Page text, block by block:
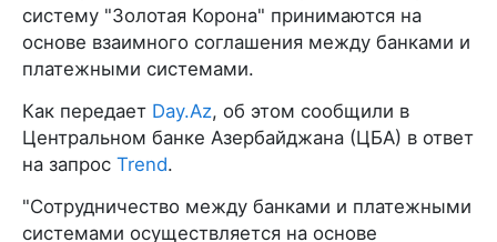
систему "Золотая Корона" принимаются на
основе взаимного соглашения между банками и
платежными системами.
Как передает Day.Az, об этом сообщили в
Центральном банке Азербайджана (ЦБА) в ответ
на запрос Trend.
"Сотрудничество между банками и платежными
системами осуществляется на основе